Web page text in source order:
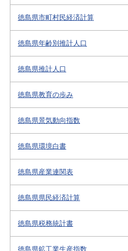
徳島県市町村民経済計算
徳島県年齢別推計人口
徳島県推計人口
徳島県教育の歩み
徳島県景気動向指数
徳島県環境白書
徳島県産業連関表
徳島県県民経済計算
徳島県税務統計書
徳島県鉱工業生産指数